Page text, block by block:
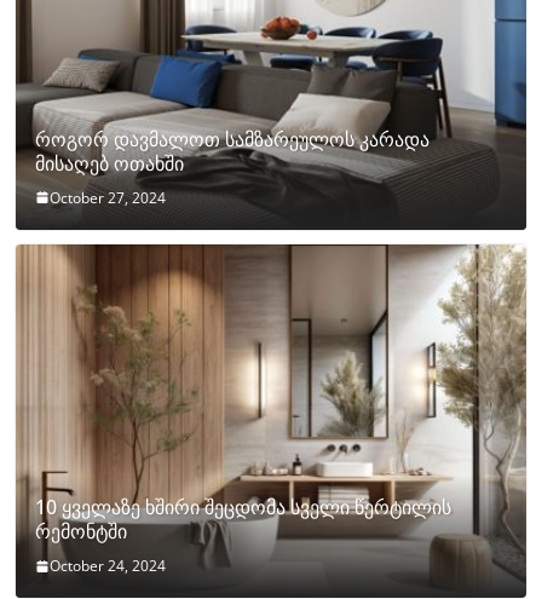
როგორ დავმალოთ სამზარეულოს კარადა
მისაღებ ოთახში
October 27, 2024
10 ყველაზე ხშირი შეცდომა სველი წერტილის
რემონტში
October 24, 2024